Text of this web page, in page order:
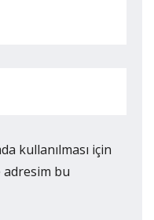
kullanılması için
adresim bu